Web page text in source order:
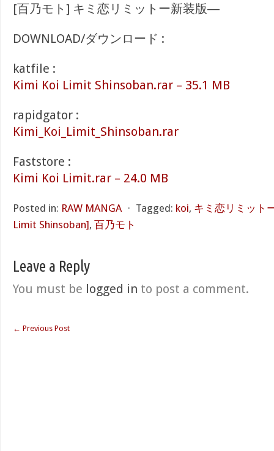
[百乃モト] キミ恋リミットー新装版―
DOWNLOAD/ダウンロード :
katfile :
Kimi Koi Limit Shinsoban.rar – 35.1 MB
rapidgator :
Kimi_Koi_Limit_Shinsoban.rar
Faststore :
Kimi Koi Limit.rar – 24.0 MB
Posted in: RAW MANGA ⋅ Tagged: koi, キミ恋リミット
Limit Shinsoban], 百乃モト
Leave a Reply
You must be logged in to post a comment.
← Previous Post